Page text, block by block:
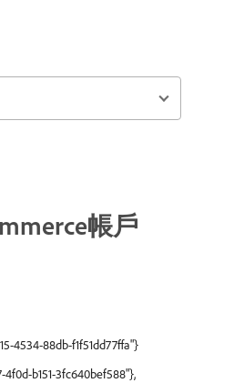
帳戶
4534-88db-f1f51dd77ffa"}
b151-3fc640bef588"},